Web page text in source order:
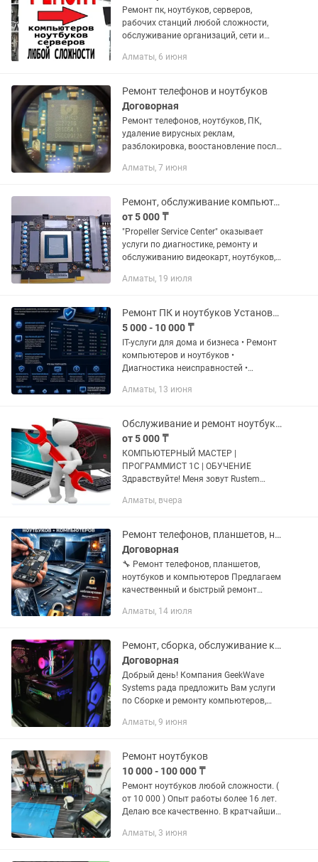
Ремонт пк, ноутбуков, серверов,
рабочих станций любой сложности,
обслуживание организаций, сети и
Многолетний богатый опыт в it-сфере.
Алматы, 6 июня
Ремонт телефонов и ноутбуков
Договорная
Ремонт телефонов, ноутбуков, ПК,
удаление вирусных реклам,
разблокировка, воостановление после
зарядки, АКБ, ремонт любой
Алматы, 7 июня
Ремонт, обслуживание компьютеров, ноутбуков, видеокарт GTX, RTX, RX
от 5 000 ₸
"Propeller Service Center" оказывает
услуги по диагностике, ремонту и
обслуживанию видеокарт, ноутбуков,
Муратбаева 136, 4 этаж, офис 419. Пн-
Алматы, 19 июля
Ремонт ПК и ноутбуков Установка программ -боты IT-услуги
5 000 - 10 000 ₸
IT-услуги для дома и бизнеса • Ремонт
компьютеров и ноутбуков •
Диагностика неисправностей •
программ и драйверов • Настройка
Алматы, 13 июня
Обслуживание и ремонт ноутбуков и компьютеров
от 5 000 ₸
КОМПЬЮТЕРНЫЙ МАСТЕР |
ПРОГРАММИСТ 1С | ОБУЧЕНИЕ
Здравствуйте! Меня зовут Rustem
и компаниям решать вопросы,
программами, 1С и...
Алматы, вчера
Ремонт телефонов, планшетов, ноутбуков и компьютеров
Договорная
🔧 Ремонт телефонов, планшетов,
ноутбуков и компьютеров Предлагаем
качественный и быстрый ремонт
том числе Apple iPhone, Samsung,
Алматы, 14 июля
Ремонт, сборка, обслуживание компьютеров и ноутбуков. Замена термопасты.
Договорная
Добрый день! Компания GeekWave
Systems рада предложить Вам услуги
по Сборке и ремонту компьютеров,
Наши мастера точно определят
Алматы, 9 июня
Ремонт ноутбуков
10 000 - 100 000 ₸
Ремонт ноутбуков любой сложности. (
от 10 000 ) Опыт работы более 16 лет.
Делаю все качественно. В кратчайшие
10- Джамбула
Алматы, 3 июня